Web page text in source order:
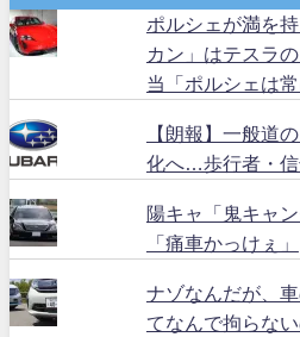
ポルシェが満を
カン」はテスラ
当「ポルシェは常
【朗報】一般道
化へ…歩行者・信
陽キャ「鬼キャ
「痛車かっけぇ」
ナゾなんだが、
てなんで拘らない